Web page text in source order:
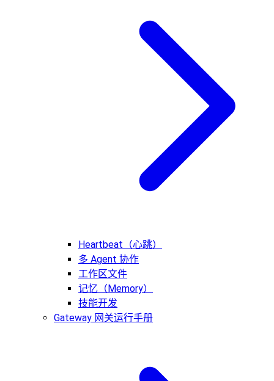
Heartbeat（心跳）
多 Agent 协作
工作区文件
记忆（Memory）
技能开发
Gateway 网关运行手册